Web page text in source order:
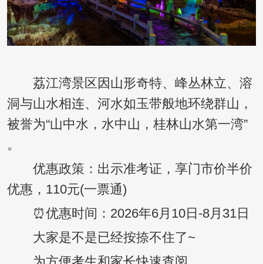
荔江湾景区因山形奇特、峰丛林立、溶
洞与山水相连、河水如玉带般地环绕群山，
被誉为“山中水，水中山，桂林山水第一湾”
。
优惠政策：出示准考证，享门市价半价
优惠，110元(一票通)
⏰优惠时间：2026年6月10日-8月31日
大家是不是已经按捺不住了~